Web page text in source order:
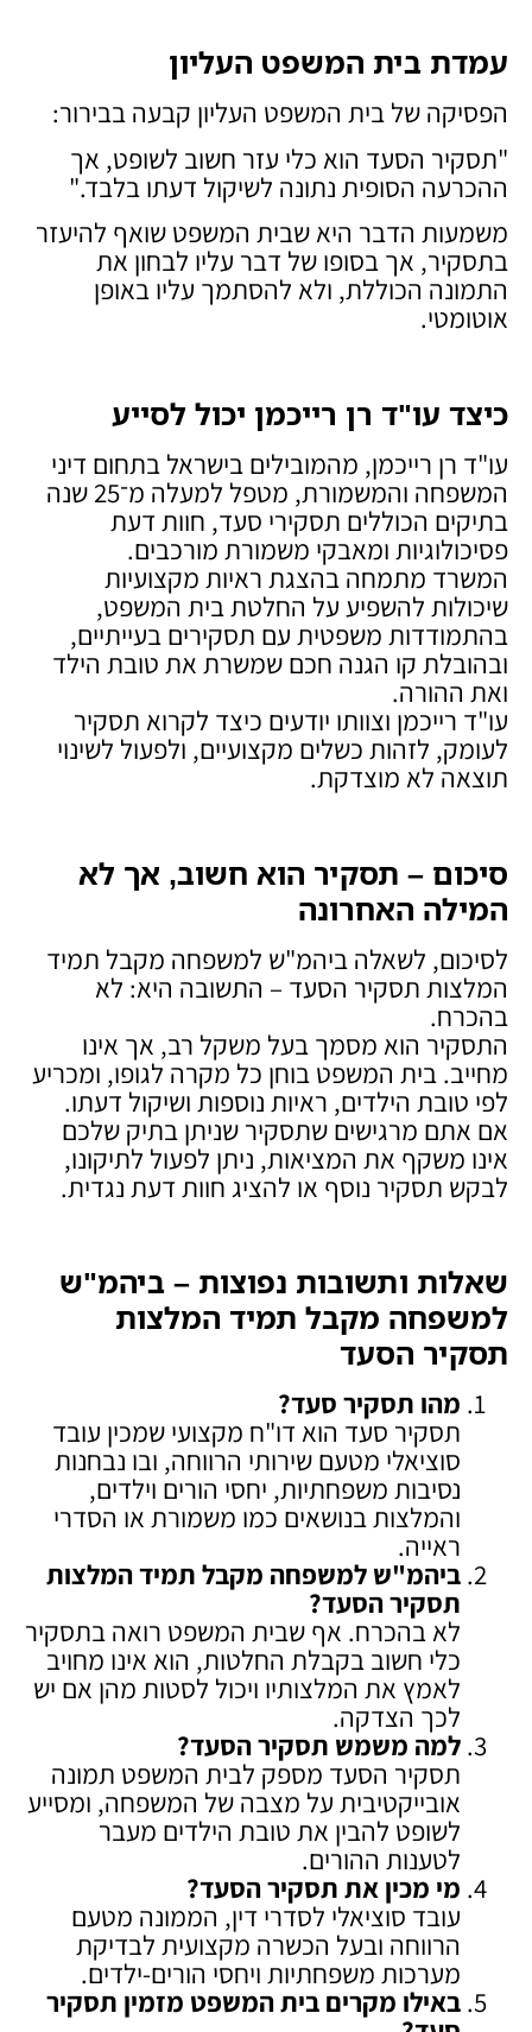
עמדת בית המשפט העליון
הפסיקה של בית המשפט העליון קבעה בבירור:
"תסקיר הסעד הוא כלי עזר חשוב לשופט, אך
ההכרעה הסופית נתונה לשיקול דעתו בלבד."
משמעות הדבר היא שבית המשפט שואף להיעזר
בתסקיר, אך בסופו של דבר עליו לבחון את
התמונה הכוללת, ולא להסתמך עליו באופן
אוטומטי.
כיצד עו"ד רן רייכמן יכול לסייע
עו"ד רן רייכמן, מהמובילים בישראל בתחום דיני
המשפחה והמשמורת, מטפל למעלה מ־25 שנה
בתיקים הכוללים תסקירי סעד, חוות דעת
פסיכולוגיות ומאבקי משמורת מורכבים.
המשרד מתמחה בהצגת ראיות מקצועיות
שיכולות להשפיע על החלטת בית המשפט,
בהתמודדות משפטית עם תסקירים בעייתיים,
ובהובלת קו הגנה חכם שמשרת את טובת הילד
ואת ההורה.
עו"ד רייכמן וצוותו יודעים כיצד לקרוא תסקיר
לעומק, לזהות כשלים מקצועיים, ולפעול לשינוי
תוצאה לא מוצדקת.
סיכום – תסקיר הוא חשוב, אך לא
המילה האחרונה
לסיכום, לשאלה ביהמ"ש למשפחה מקבל תמיד
המלצות תסקיר הסעד – התשובה היא: לא
בהכרח.
התסקיר הוא מסמך בעל משקל רב, אך אינו
מחייב. בית המשפט בוחן כל מקרה לגופו, ומכריע
לפי טובת הילדים, ראיות נוספות ושיקול דעתו.
אם אתם מרגישים שתסקיר שניתן בתיק שלכם
אינו משקף את המציאות, ניתן לפעול לתיקונו,
לבקש תסקיר נוסף או להציג חוות דעת נגדית.
שאלות ותשובות נפוצות – ביהמ"ש
למשפחה מקבל תמיד המלצות
תסקיר הסעד
מהו תסקיר סעד?
תסקיר סעד הוא דו"ח מקצועי שמכין עובד
סוציאלי מטעם שירותי הרווחה, ובו נבחנות
נסיבות משפחתיות, יחסי הורים וילדים,
והמלצות בנושאים כמו משמורת או הסדרי
ראייה.
ביהמ"ש למשפחה מקבל תמיד המלצות
תסקיר הסעד?
לא בהכרח. אף שבית המשפט רואה בתסקיר
כלי חשוב בקבלת החלטות, הוא אינו מחויב
לאמץ את המלצותיו ויכול לסטות מהן אם יש
לכך הצדקה.
למה משמש תסקיר הסעד?
תסקיר הסעד מספק לבית המשפט תמונה
אובייקטיבית על מצבה של המשפחה, ומסייע
לשופט להבין את טובת הילדים מעבר
לטענות ההורים.
מי מכין את תסקיר הסעד?
עובד סוציאלי לסדרי דין, הממונה מטעם
הרווחה ובעל הכשרה מקצועית לבדיקת
מערכות משפחתיות ויחסי הורים-ילדים.
באילו מקרים בית המשפט מזמין תסקיר